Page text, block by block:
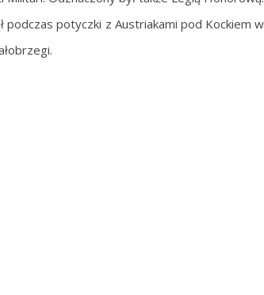
potyczki z Austriakami pod Kockiem